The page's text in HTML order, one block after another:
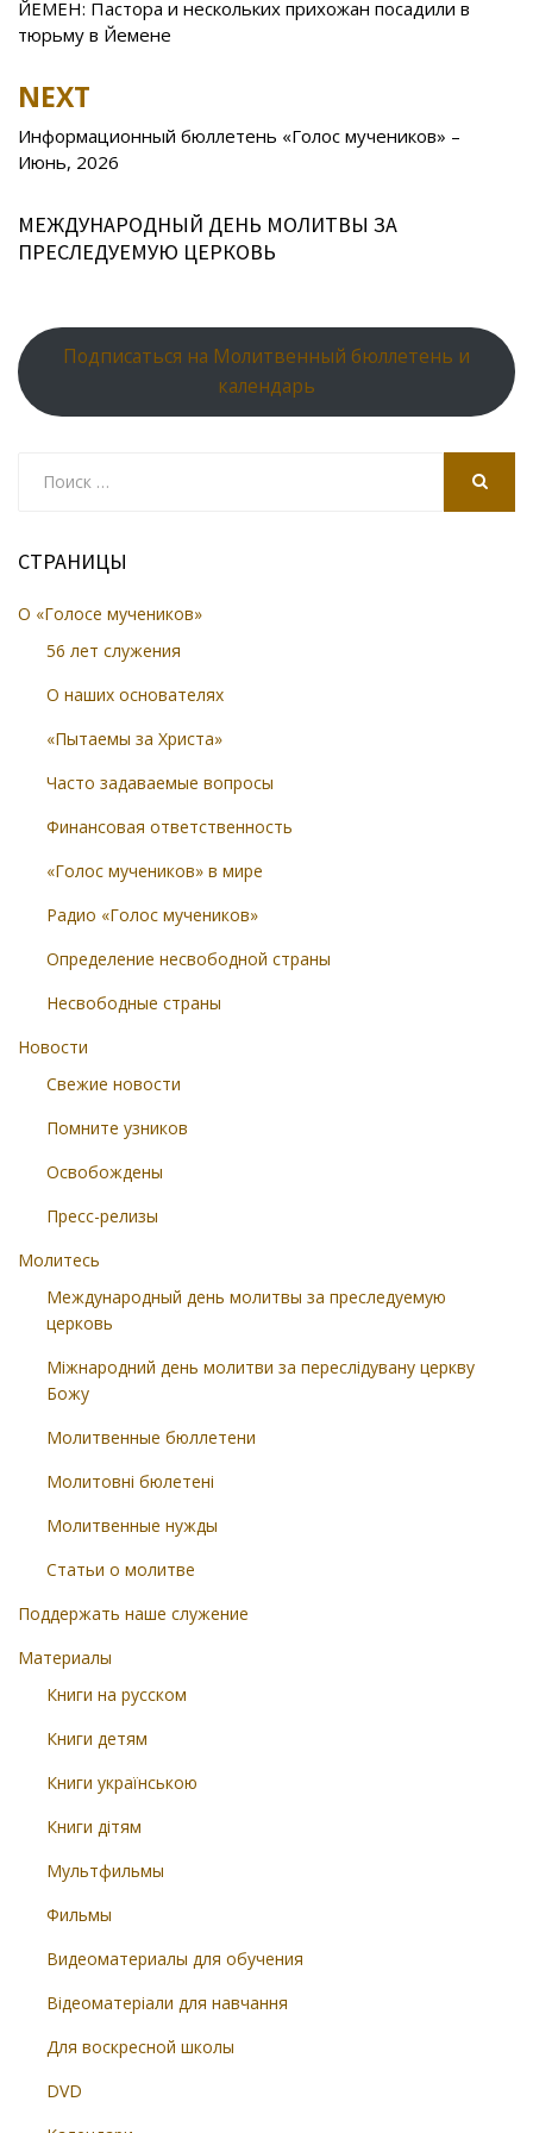
o as
ki
r p
navigation
ЙЕМЕН: Пастора и нескольких прихожан посадили в
тюрьму в Йемене
NEXT
Информационный бюллетень «Голос мучеников» –
Июнь, 2026
МЕЖДУНАРОДНЫЙ ДЕНЬ МОЛИТВЫ ЗА
ПРЕСЛЕДУЕМУЮ ЦЕРКОВЬ
Подписаться на Молитвенный бюллетень и
календарь
СТРАНИЦЫ
О «Голосе мучеников»
56 лет служения
О наших основателях
«Пытаемы за Христа»
Часто задаваемые вопросы
Финансовая ответственность
«Голос мучеников» в мире
Радио «Голос мучеников»
Определение несвободной страны
Несвободные страны
Новости
Свежие новости
Помните узников
Освобождены
Пресс-релизы
Молитесь
Международный день молитвы за преследуемую
церковь
Міжнародний день молитви за переслідувану церкву
Божу
Молитвенные бюллетени
Молитовні бюлетені
Молитвенные нужды
Статьи о молитве
Поддержать наше служение
Материалы
Книги на русском
Книги детям
Книги українською
Книги дітям
Мультфильмы
Фильмы
Видеоматериалы для обучения
Відеоматеріали для навчання
Для воскресной школы
DVD